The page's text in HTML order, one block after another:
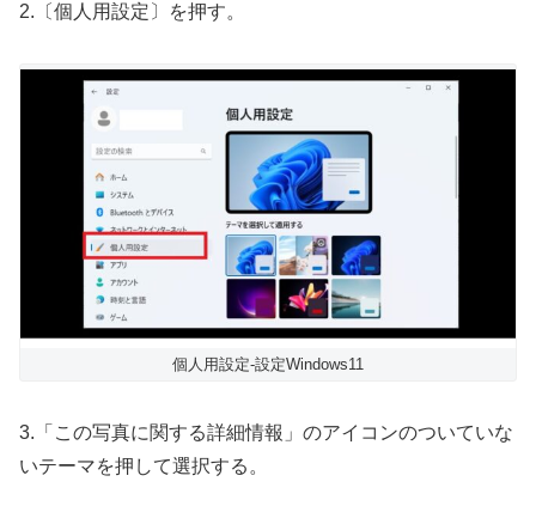
2.〔個人用設定〕を押す。
個人用設定-設定Windows11
3.「この写真に関する詳細情報」のアイコンのついていな
いテーマを押して選択する。